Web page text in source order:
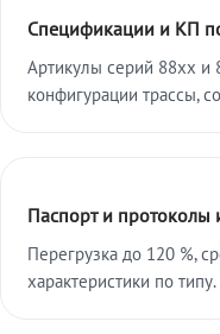
Спецификации и КП
Артикулы серий 88xx и
конфигурации трассы,
Паспорт и протоколы
Перегрузка до 120 %,
характеристики по типу.